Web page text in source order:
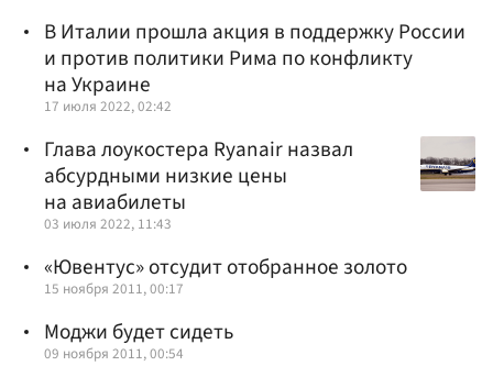
В Италии прошла акция в поддержку России
и против политики Рима по конфликту
на Украине
17 июля 2022, 02:42
Глава лоукостера Ryanair назвал
абсурдными низкие цены
на авиабилеты
03 июля 2022, 11:43
«Ювентус» отсудит отобранное золото
15 ноября 2011, 00:17
Моджи будет сидеть
09 ноября 2011, 00:54